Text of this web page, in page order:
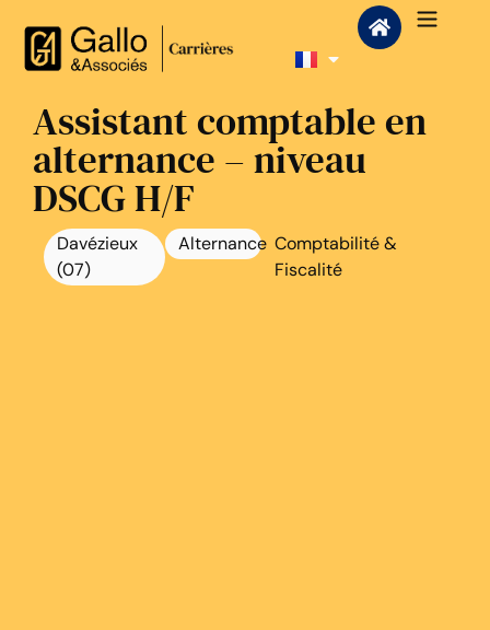
Assistant comptable en
alternance – niveau
DSCG H/F
Davézieux
(07)
Alternance Comptabilité &
Fiscalité